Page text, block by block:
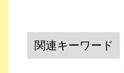
関連キーワード